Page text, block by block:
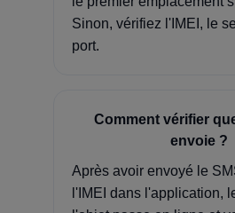
Sinon, vérifiez l'IMEI, le
port.
Comment vérifier
envoie ?
Après avoir envoyé le
l'IMEI dans l'application,